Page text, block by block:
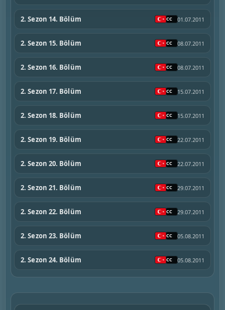
2. Sezon 14. Bölüm 01.07.2011
2. Sezon 15. Bölüm 08.07.2011
2. Sezon 16. Bölüm 08.07.2011
2. Sezon 17. Bölüm 15.07.2011
2. Sezon 18. Bölüm 15.07.2011
2. Sezon 19. Bölüm 22.07.2011
2. Sezon 20. Bölüm 22.07.2011
2. Sezon 21. Bölüm 29.07.2011
2. Sezon 22. Bölüm 29.07.2011
2. Sezon 23. Bölüm 05.08.2011
2. Sezon 24. Bölüm 05.08.2011